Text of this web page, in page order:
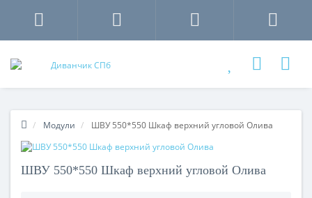
Модули ШВУ 550*550 Шкаф верхний угловой Олива
ШВУ 550*550 Шкаф верхний угловой Олива